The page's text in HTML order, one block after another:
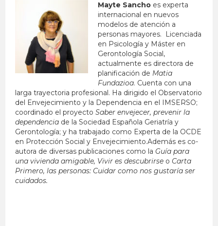
Mayte Sancho es experta
internacional en nuevos
modelos de atención a
personas mayores. Licenciada
en Psicología y Máster en
Gerontología Social,
actualmente es directora de
planificación de Matia
Fundazioa. Cuenta con una
larga trayectoria profesional. Ha dirigido el Observatorio
del Envejecimiento y la Dependencia en el IMSERSO;
coordinado el proyectoSaber envejecer, prevenir la
dependencia de la Sociedad Española Geriatría y
Gerontología; y ha trabajado como Experta de la OCDE
en Protección Social y Envejecimiento.Además es co-
autora de diversas publicaciones como la Guía para
una vivienda amigable, Vivir es descubrirse o Carta
Primero, las personas: Cuidar como nos gustaría ser
cuidados.